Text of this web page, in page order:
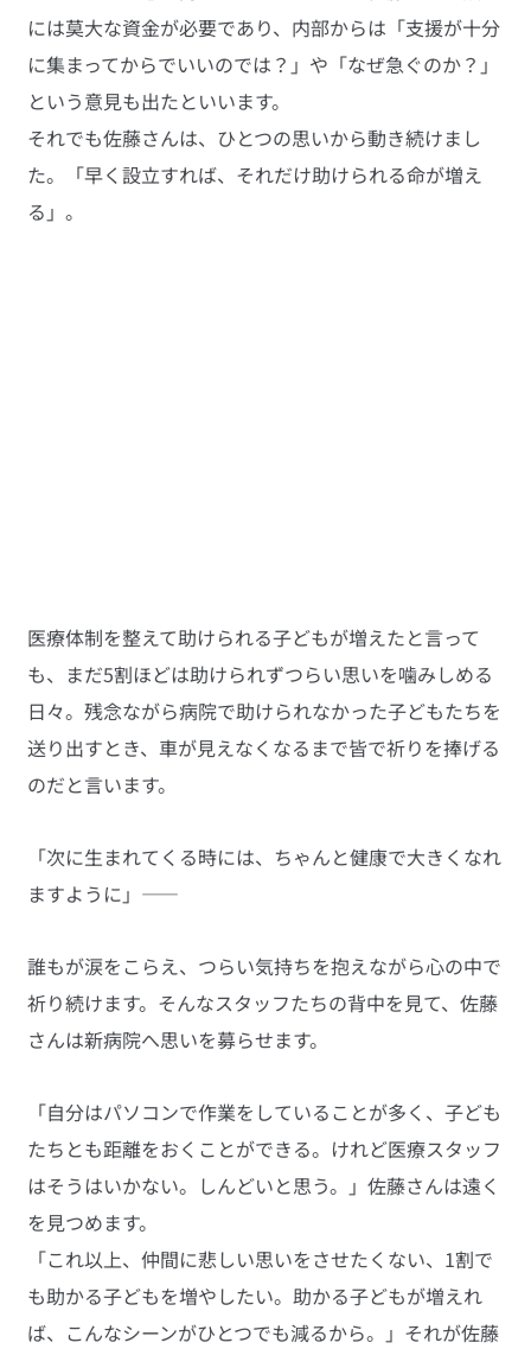
には莫大な資金が必要であり、内部からは「支援が十分
に集まってからでいいのでは？」や「なぜ急ぐのか？」
という意見も出たといいます。
それでも佐藤さんは、ひとつの思いから動き続けまし
た。「早く設立すれば、それだけ助けられる命が増え
る」。
医療体制を整えて助けられる子どもが増えたと言って
も、まだ5割ほどは助けられずつらい思いを噛みしめる
日々。残念ながら病院で助けられなかった子どもたちを
送り出すとき、車が見えなくなるまで皆で祈りを捧げる
のだと言います。
「次に生まれてくる時には、ちゃんと健康で大きくなれ
ますように」――
誰もが涙をこらえ、つらい気持ちを抱えながら心の中で
祈り続けます。そんなスタッフたちの背中を見て、佐藤
さんは新病院へ思いを募らせます。
「自分はパソコンで作業をしていることが多く、子ども
たちとも距離をおくことができる。けれど医療スタッフ
はそうはいかない。しんどいと思う。」佐藤さんは遠く
を見つめます。
「これ以上、仲間に悲しい思いをさせたくない、1割で
も助かる子どもを増やしたい。助かる子どもが増えれ
ば、こんなシーンがひとつでも減るから。」それが佐藤